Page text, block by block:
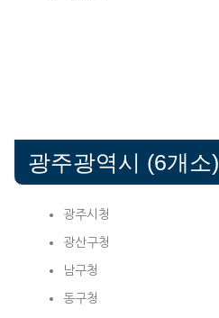
광주광역시 (6개소)
광주시청
광산구청
남구청
동구청